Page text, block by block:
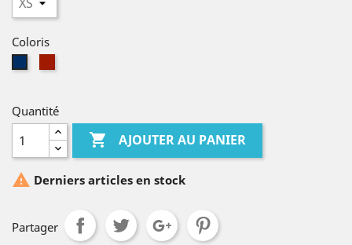
Coloris
Quantité
 AJOUTER AU PANIER
 Derniers articles en stock
Partager